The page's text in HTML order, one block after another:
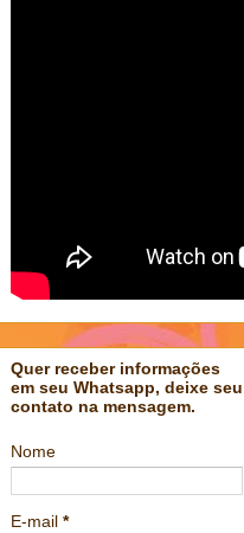
Quer receber informações
em seu Whatsapp, deixe seu
contato na mensagem.
Nome
E-mail *